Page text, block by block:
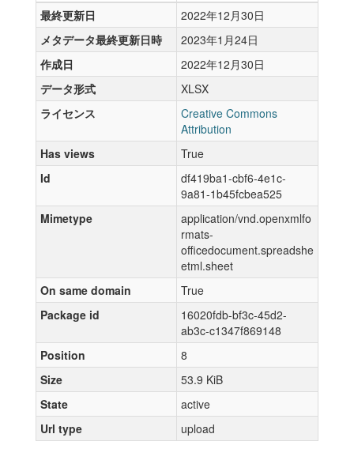
最終更新日
2022年12月30日
メタデータ最終更新日時
2023年1月24日
作成日
2022年12月30日
データ形式
XLSX
ライセンス
Creative Commons
Attribution
Has views
True
Id
df419ba1-cbf6-4e1c-
9a81-1b45fcbea525
Mimetype
application/vnd.openxmlfo
rmats-
officedocument.spreadshe
etml.sheet
On same domain
True
Package id
16020fdb-bf3c-45d2-
ab3c-c1347f869148
Position
8
Size
53.9 KiB
State
active
Url type
upload